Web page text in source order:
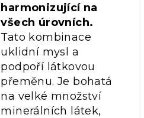
harmonizující na
všech úrovních.
Tato kombinace
uklidní mysl a
podpoří látkovou
přeměnu. Je bohatá
na velké množství
minerálních látek,